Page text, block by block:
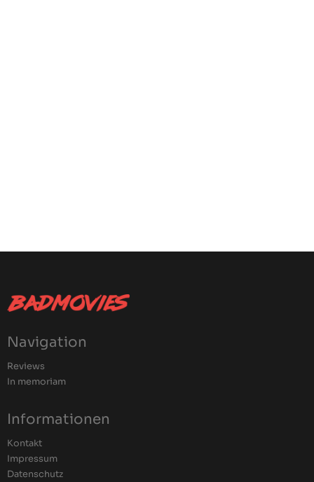
Navigation
Reviews
In memoriam
Informationen
Kontakt
Impressum
Datenschutz